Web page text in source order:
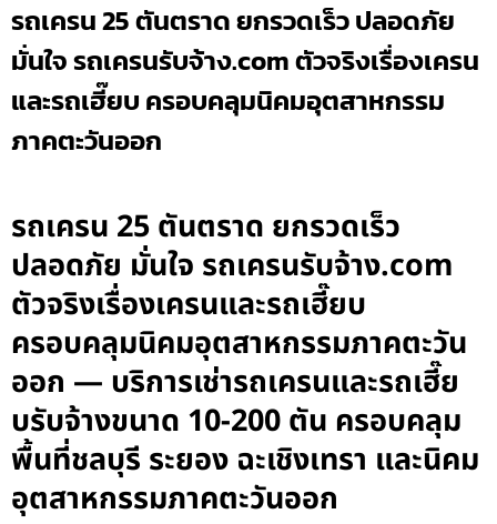
รถเครน 25 ตันตราด ยกรวดเร็ว ปลอดภัย
มั่นใจ รถเครนรับจ้าง.com ตัวจริงเรื่องเครน
และรถเฮี๊ยบ ครอบคลุมนิคมอุตสาหกรรม
ภาคตะวันออก
รถเครน 25 ตันตราด ยกรวดเร็ว
ปลอดภัย มั่นใจ รถเครนรับจ้าง.com
ตัวจริงเรื่องเครนและรถเฮี๊ยบ
ครอบคลุมนิคมอุตสาหกรรมภาคตะวัน
ออก — บริการเช่ารถเครนและรถเฮี๊ย
บรับจ้างขนาด 10-200 ตัน ครอบคลุม
พื้นที่ชลบุรี ระยอง ฉะเชิงเทรา และนิคม
อุตสาหกรรมภาคตะวันออก